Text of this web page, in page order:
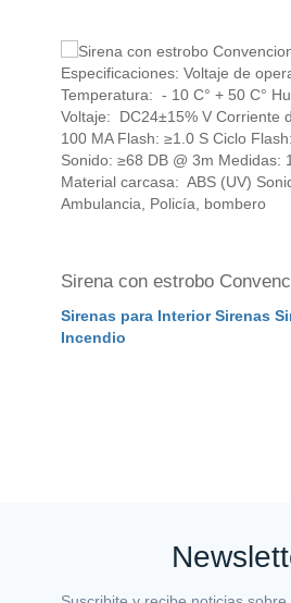
Sirena con estrobo
Sirenas para Interior Sirenas
Incendio